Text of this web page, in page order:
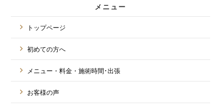
メニュー
トップページ
初めての方へ
メニュー・料金・施術時間･出張
お客様の声